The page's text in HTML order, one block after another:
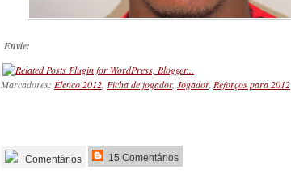
Envie:
Marcadores: Elenco 2012, Ficha de jogador, Jogador, Reforços para 2012
Comentários 15 Comentários